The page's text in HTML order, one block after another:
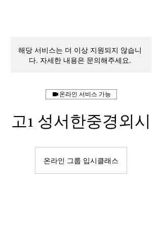
해당 서비스는 더 이상 지원되지 않습니
다. 자세한 내용은 문의해주세요.
온라인 서비스 가능
고1 성서한중경외시
온라인 그룹 입시클래스